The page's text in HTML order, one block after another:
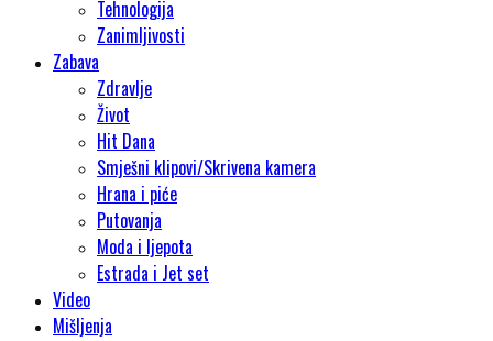
Tehnologija
Zanimljivosti
Zabava
Zdravlje
Život
Hit Dana
Smješni klipovi/Skrivena kamera
Hrana i piće
Putovanja
Moda i ljepota
Estrada i Jet set
Video
Mišljenja